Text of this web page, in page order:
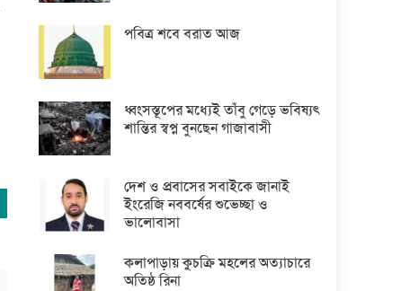
পবিত্র শবে বরাত আজ
ধ্বংসস্তূপের মধ্যেই তাঁবু গেড়ে ভবিষ্যৎ
শান্তির স্বপ্ন বুনছেন গাজাবাসী
দেশ ও প্রবাসের সবাইকে জানাই
ইংরেজি নববর্ষের শুভেচ্ছা ও
ভালোবাসা
কলাপাড়ায় কুচক্রি মহলের অত্যাচারে
অতিষ্ঠ রিনা